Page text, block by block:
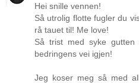
Hei snille vennen!
Så utrolig flotte fugler du
rå tauet til! Me love!
Så trist med syke
bedringens vei igjen!
Jeg koser meg så med